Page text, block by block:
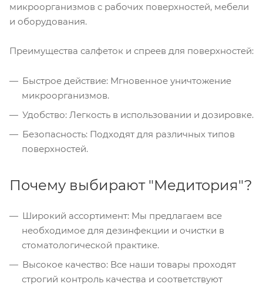
микроорганизмов с рабочих поверхностей, мебели
и оборудования.
Преимущества салфеток и спреев для поверхностей:
Быстрое действие: Мгновенное уничтожение
микроорганизмов.
Удобство: Легкость в использовании и дозировке.
Безопасность: Подходят для различных типов
поверхностей.
Почему выбирают "Медитория"?
Широкий ассортимент: Мы предлагаем все
необходимое для дезинфекции и очистки в
стоматологической практике.
Высокое качество: Все наши товары проходят
строгий контроль качества и соответствуют